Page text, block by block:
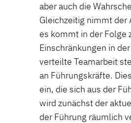
aber auch die
Gleichzeitig nimmt
es kommt in der Folge
Einschränkungen in
verteilte Teamarbeit
an Führungskräfte.
ein, die sich aus der
wird zunächst der
der Führung räumlich